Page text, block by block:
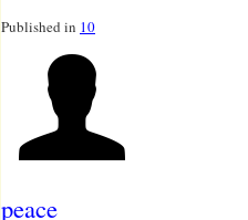
Published in 10
peace